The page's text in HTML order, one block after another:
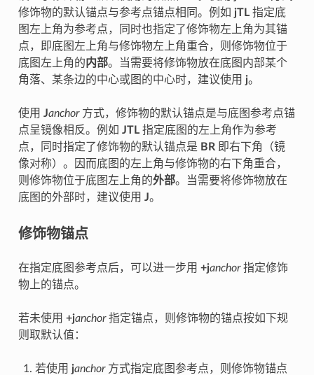
修饰物的默认锚点与参考点锚点相同。例如 jTL指定底
图左上角为参考点，同时也指定了修饰物左上角为其锚
点，即底图左上角与修饰物左上角重合，则修饰物位于
底图左上角的内部。当需要将修饰物放在底图内部某个
角落、某条边的中心或图的中心时，建议使用 j。
使用 Janchor方式，修饰物的默认锚点是与底图参考点锚
点呈镜像相反。例如 JTL指定底图的左上角作为参考
点，同时指定了修饰物的默认锚点是 BR即右下角（镜
像对称）。因而底图的左上角与修饰物的右下角重合，
则修饰物位于底图左上角的外部。当需要将修饰物放在
底图的外部时，建议使用 J。
修饰物锚点
在指定底图参考点后，可以进一步用 +janchor指定修饰
物上的锚点。
若未使用 +janchor指定锚点，则修饰物的锚点按如下规
则取默认值：
若使用 janchor方式指定底图参考点，则修饰物锚点